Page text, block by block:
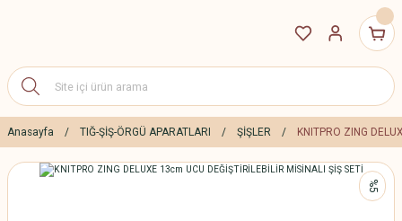
Anasayfa TIĞ-ŞİŞ-ÖRGÜ APARATLARI ŞİŞLER KNITPRO ZING
%5